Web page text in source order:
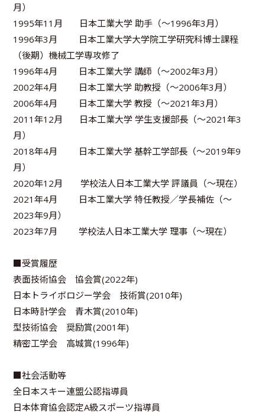
月）
1995年11月 日本工業大学 助手（～1996年3月）
1996年3月 日本工業大学大学院工学研究科博士課程
（後期）機械工学専攻修了
1996年4月 日本工業大学 講師（～2002年3月）
2002年4月 日本工業大学 助教授（～2006年3月）
2006年4月 日本工業大学 教授（～2021年3月）
2011年12月 日本工業大学 学生支援部長（～2021年3
月）
2018年4月 日本工業大学 基幹工学部長（～2019年9
月）
2020年12月 学校法人日本工業大学 評議員（～現在）
2021年4月 日本工業大学 特任教授／学長補佐（～
2023年9月）
2023年7月 学校法人日本工業大学 理事（～現在）
■受賞履歴
表面技術協会 協会賞(2022年)
日本トライボロジー学会 技術賞(2010年)
日本時計学会 青木賞(2010年)
型技術協会 奨励賞(2001年)
精密工学会 高城賞(1996年)
■社会活動等
全日本スキー連盟公認指導員
日本体育協会認定A級スポーツ指導員